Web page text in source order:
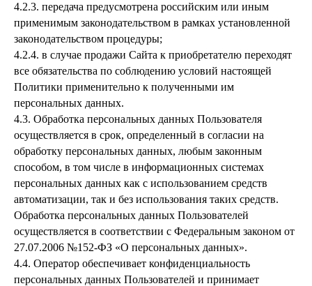
4.2.3. передача предусмотрена российским или иным
применимым законодательством в рамках установленной
законодательством процедуры;
4.2.4. в случае продажи Сайта к приобретателю переходят
все обязательства по соблюдению условий настоящей
Политики применительно к полученными им
персональных данных.
4.3. Обработка персональных данных Пользователя
осуществляется в срок, определенный в согласии на
обработку персональных данных, любым законным
способом, в том числе в информационных системах
персональных данных как с использованием средств
автоматизации, так и без использования таких средств.
Обработка персональных данных Пользователей
осуществляется в соответствии с Федеральным законом от
27.07.2006 №152-ФЗ «О персональных данных».
4.4. Оператор обеспечивает конфиденциальность
персональных данных Пользователей и принимает